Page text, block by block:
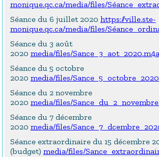
monique.qc.ca/media/files/
Séance du 6 juillet 2020 https://ville.ste-
monique.qc.ca/media/files/
Séance du 3 août
2020 media/files/Sance_3_aot_2020.m4a
Séance du 5 octobre
2020 media/files/
Séance du 2 novembre
2020 media/files/
Séance du 7 décembre
2020 media/files/
Séance extraordinaire du 15 décembre
(budget) media/files/